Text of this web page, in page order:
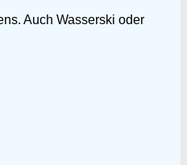
Auch Wasserski oder